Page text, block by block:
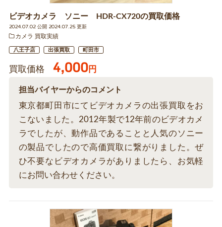
ビデオカメラ ソニー HDR-CX720の買取価格
2024.07.02 公開 2024.07.25 更新
カメラ 買取実績
八王子店 出張買取 町田市
買取価格 4,000円
担当バイヤーからのコメント
東京都町田市にてビデオカメラの出張買取をお
こないました。2012年製で12年前のビデオカメ
ラでしたが、動作品であることと人気のソニー
の製品でしたので高価買取に繋がりました。ぜ
ひ不要なビデオカメラがありましたら、お気軽
にお問い合わせください。